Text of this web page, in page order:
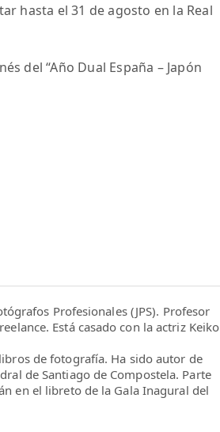
hasta el 31 de agosto en la Real
del “Año Dual España – Japón
Profesionales (JPS). Profesor
Está casado con la actriz Keiko
de fotografía. Ha sido autor de
de Santiago de Compostela. Parte
en el libreto de la Gala Inagural del